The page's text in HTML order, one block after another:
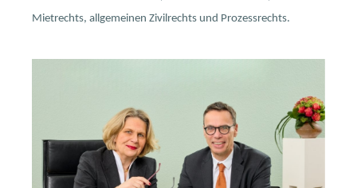
Mietrechts, allgemeinen Zivilrechts und Prozessrechts.